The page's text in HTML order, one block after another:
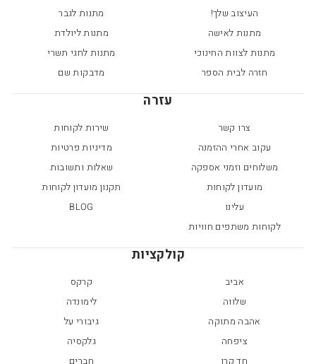
העיצוב שלך!
מתנות לגבר
מתנות לאישה
מתנות ליולדת
מתנות לצוות החינוכי
מתנות לחגי תשרי
חזרה לבית הספר
מדבקות שם
עזרה
צרו קשר
שירות לקוחות
עקוב אחרי ההזמנה
מדיניות פרטיות
משלוחים וזמני אספקה
שאלות ותשובות
מועדון לקוחות
תקנון מועדון לקוחות
עלינו
BLOG
לקוחות משתפים חוויות
קולקציות
אביב
קרקס
שלווה
לימונדה
אהבה מתוקה
גיבורי על
ציפחה
גלקסיה
חד קרן
חברים